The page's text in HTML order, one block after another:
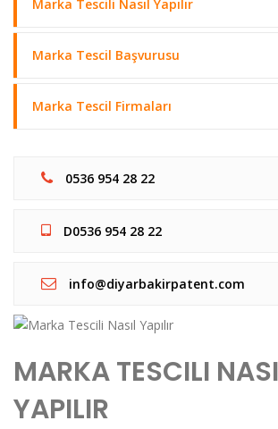
Marka Tescili Nasıl Yapılır
Marka Tescil Başvurusu
Marka Tescil Firmaları
0536 954 28 22
D0536 954 28 22
info@diyarbakirpatent.com
MARKA TESCILI
YAPILIR